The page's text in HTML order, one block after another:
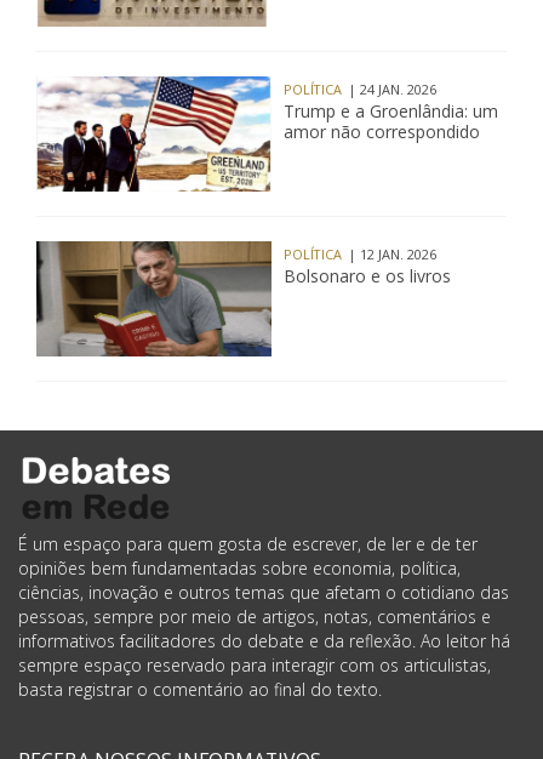
POLÍTICA | 24 JAN. 2026
Trump e a Groenlândia: um
amor não correspondido
POLÍTICA | 12 JAN. 2026
Bolsonaro e os livros
É um espaço para quem gosta de escrever, de ler e de ter
opiniões bem fundamentadas sobre economia, política,
ciências, inovação e outros temas que afetam o cotidiano das
pessoas, sempre por meio de artigos, notas, comentários e
informativos facilitadores do debate e da reflexão. Ao leitor há
sempre espaço reservado para interagir com os articulistas,
basta registrar o comentário ao final do texto.